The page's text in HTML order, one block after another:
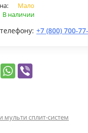
Мало
В наличии
+7 (800) 700-
мульти сплит-систем